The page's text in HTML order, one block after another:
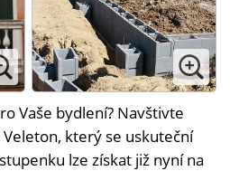
Vaše bydlení? Navštivte
který se uskuteční
lze získat již nyní na